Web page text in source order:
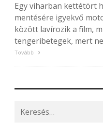
Egy viharban kettétört
mentésére igyekvő
között lavírozik a film,
tengeribetegek, mert
Tovább
Search
for: